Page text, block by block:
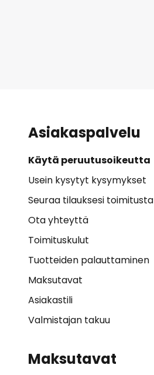
Asiakaspalvelu
Käytä peruutusoikeutta
Usein kysytyt kysymykset
Seuraa tilauksesi toimitusta
Ota yhteyttä
Toimituskulut
Tuotteiden palauttaminen
Maksutavat
Asiakastili
Valmistajan takuu
Maksutavat